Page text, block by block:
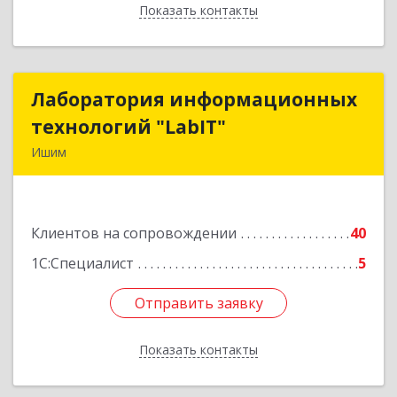
Показать контакты
Назад
Лаборатория информационных
технологий "LabIT"
Ишим
Клиентов на сопровождении
40
1С:Специалист
5
Отправить заявку
Показать контакты
Лаборатория информационных
технологий "LabIT"
Подробнее
Отправить заявку
Назад